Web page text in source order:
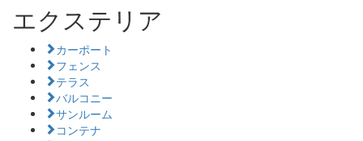
エクステリア
カーポート
フェンス
テラス
バルコニー
サンルーム
コンテナ